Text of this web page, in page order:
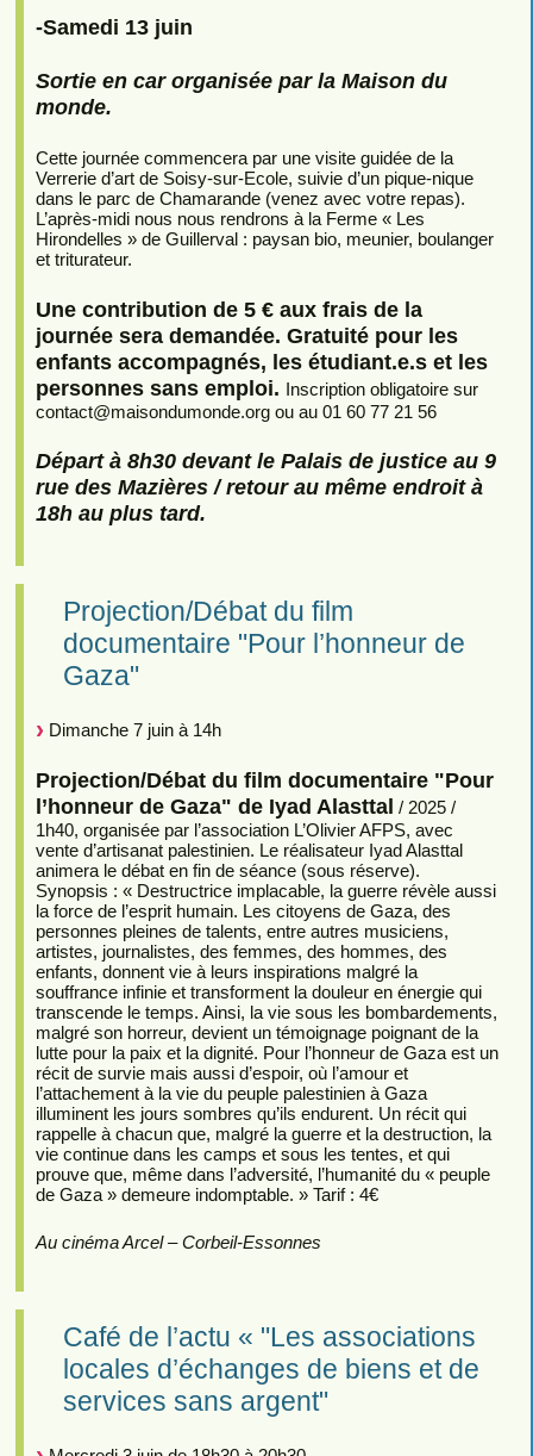
-Samedi 13 juin
Sortie en car organisée par la Maison du
monde.
Cette journée commencera par une visite guidée de la
Verrerie d’art de Soisy-sur-Ecole, suivie d’un pique-nique
dans le parc de Chamarande (venez avec votre repas).
L’après-midi nous nous rendrons à la Ferme « Les
Hirondelles » de Guillerval : paysan bio, meunier, boulanger
et triturateur.
Une contribution de 5 € aux frais de la
journée sera demandée. Gratuité pour les
enfants accompagnés, les étudiant.e.s et les
personnes sans emploi. Inscription obligatoire sur
contact@maisondumonde.org ou au 01 60 77 21 56
Départ à 8h30 devant le Palais de justice au 9
rue des Mazières / retour au même endroit à
18h au plus tard.
Projection/Débat du film
documentaire "Pour l’honneur de
Gaza"
Dimanche 7 juin à 14h
Projection/Débat du film documentaire "Pour
l’honneur de Gaza" de Iyad Alasttal / 2025 /
1h40, organisée par l’association L’Olivier AFPS, avec
vente d’artisanat palestinien. Le réalisateur Iyad Alasttal
animera le débat en fin de séance (sous réserve).
Synopsis : « Destructrice implacable, la guerre révèle aussi
la force de l’esprit humain. Les citoyens de Gaza, des
personnes pleines de talents, entre autres musiciens,
artistes, journalistes, des femmes, des hommes, des
enfants, donnent vie à leurs inspirations malgré la
souffrance infinie et transforment la douleur en énergie qui
transcende le temps. Ainsi, la vie sous les bombardements,
malgré son horreur, devient un témoignage poignant de la
lutte pour la paix et la dignité. Pour l’honneur de Gaza est un
récit de survie mais aussi d’espoir, où l’amour et
l’attachement à la vie du peuple palestinien à Gaza
illuminent les jours sombres qu’ils endurent. Un récit qui
rappelle à chacun que, malgré la guerre et la destruction, la
vie continue dans les camps et sous les tentes, et qui
prouve que, même dans l’adversité, l’humanité du « peuple
de Gaza » demeure indomptable. » Tarif : 4€
Au cinéma Arcel – Corbeil-Essonnes
Café de l’actu « "Les associations
locales d’échanges de biens et de
services sans argent"